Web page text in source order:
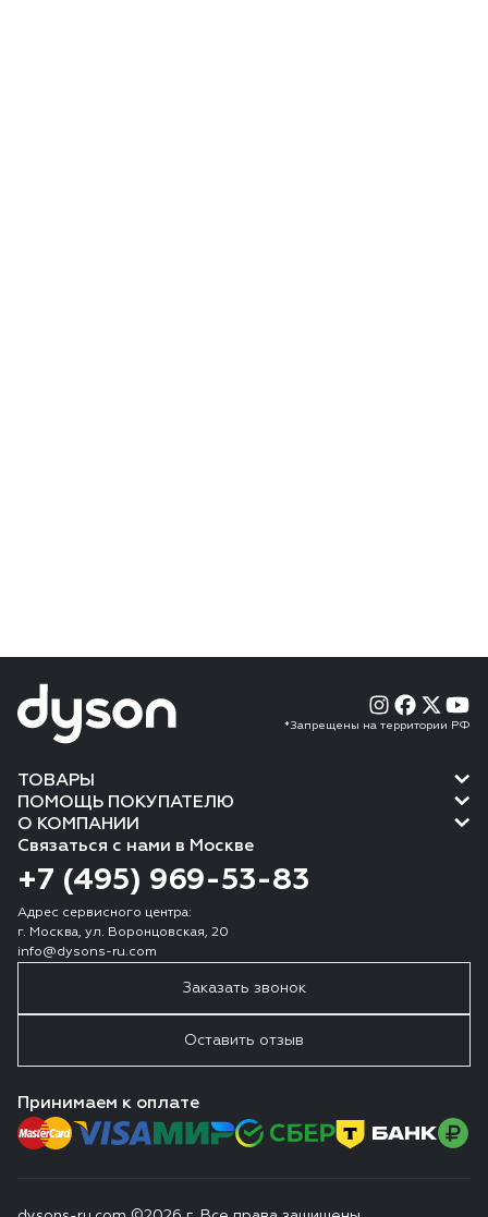
*Запрещены на территории РФ
ТОВАРЫ
ПОМОЩЬ ПОКУПАТЕЛЮ
О КОМПАНИИ
Связаться с нами в Москве
+7 (495) 969-53-83
Адрес сервисного центра:
г. Москва, ул. Воронцовская, 20
info@dysons-ru.com
Заказать звонок
Оставить отзыв
Принимаем к оплате